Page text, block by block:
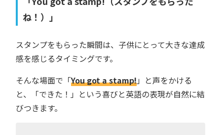
ね！）」
スタンプをもらった瞬間は、子供にとって大きな達成
感を感じるタイミングです。
そんな場面で「You got a stamp!」と声をかける
と、「できた！」という喜びと英語の表現が自然に結
びつきます。